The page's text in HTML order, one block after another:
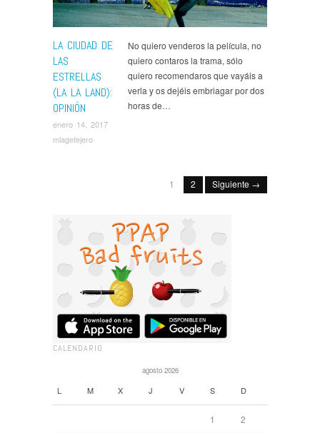
LA CIUDAD DE
LAS
ESTRELLAS
(LA LA LAND):
OPINIÓN
enero 14, 2017
mlagetejero
No quiero venderos la película, no
quiero contaros la trama, sólo
quiero recomendaros que vayáis a
verla y os dejéis embriagar por dos
horas de…
1 2 Siguiente →
CALENDARIO
agosto 2026
L M X J V S D
1 2